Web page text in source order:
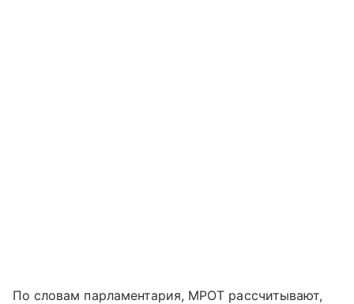
По словам парламентария, МРОТ рассчитывают,